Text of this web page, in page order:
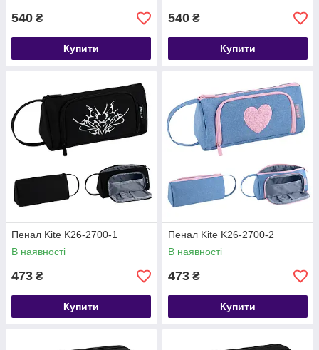
540 ₴
Купити
540 ₴
Купити
Пенал Kite K26-2700-1
В наявності
473 ₴
Купити
Пенал Kite K26-2700-2
В наявності
473 ₴
Купити